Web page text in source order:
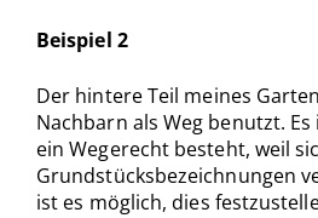
Beispiel 2
Der hintere Teil meines
Nachbarn als Weg benutzt.
ein Wegerecht besteht, weil
Grundstücksbezeichnungen
ist es möglich, dies